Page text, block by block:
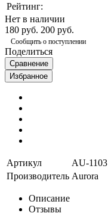
Рейтинг:
Нет в наличии
180 руб. 200 руб.
Сообщить о поступлении
Поделиться
Сравнение
Избранное
Артикул
AU-1103
Производитель Aurora
Описание
Отзывы